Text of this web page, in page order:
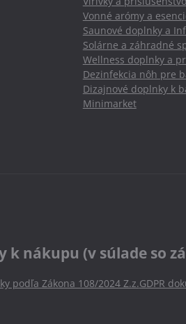
Vonné arómy a
Saunové doplnky a
Solárne a záhradné
Wellness doplnky a
Dezinfekcia nôh pre
Dizajnové doplnky k
Minimarket
nákupu (v súlade so
podľa Zákona 108/2024 Z.z.GDPR